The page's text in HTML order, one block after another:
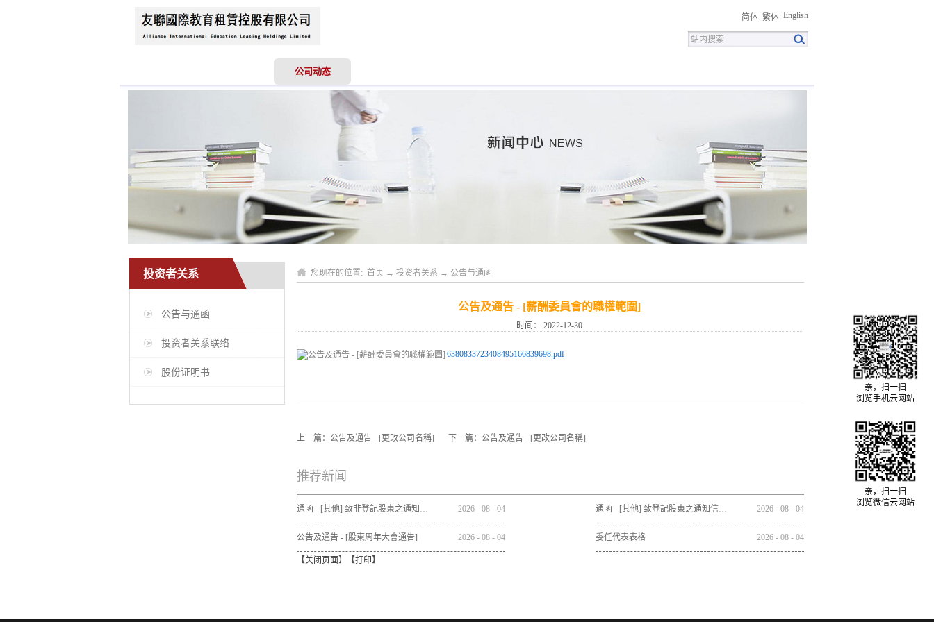
简体 繁体 English
公司动态
投资者关系
公告与通函
投资者关系联络
股份证明书
您现在的位置: 首页 → 投资者关系 → 公告与通函
公告及通告 - [薪酬委員會的職權範圍]
时间： 2022-12-30
6380833723408495166839698.pdf
上一篇： 公告及通告 - [更改公司名稱] 下一篇： 公告及通告 - [更改公司名稱]
推荐新闻
通函 - [其他] 致非登記股東之通知信函及申請表格 - 通函連同股東週年大會通告及代表委任表格之發佈通知 2026 - 08 - 04 通函 - [其他] 致登記股東之通知信函及回條 - 通函連同股東週年大會通告及代表委任表格之發佈通知 2026 - 08 - 04
公告及通告 - [股東周年大會通告] 2026 - 08 - 04 委任代表表格 2026 - 08 - 04
【关闭页面】【打印】
亲，扫一扫
浏览手机云网站
亲，扫一扫
浏览微信云网站